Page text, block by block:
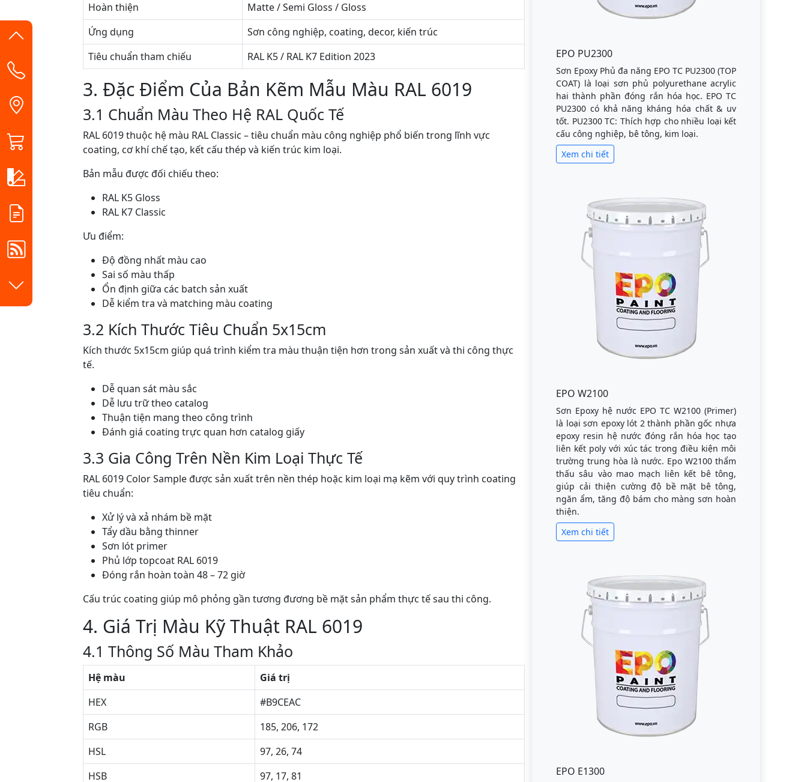
Hoàn thiện
Matte / Semi Gloss / Gloss
Ứng dụng
Sơn công nghiệp, coating, decor, kiến trúc
Tiêu chuẩn tham chiếu
RAL K5 / RAL K7 Edition 2023
3. Đặc Điểm Của Bản Kẽm Mẫu Màu RAL 6019
3.1 Chuẩn Màu Theo Hệ RAL Quốc Tế
RAL 6019 thuộc hệ màu RAL Classic – tiêu chuẩn màu công nghiệp phổ biến trong lĩnh vực
coating, cơ khí chế tạo, kết cấu thép và kiến trúc kim loại.
Bản mẫu được đối chiếu theo:
RAL K5 Gloss
RAL K7 Classic
Ưu điểm:
Độ đồng nhất màu cao
Sai số màu thấp
Ổn định giữa các batch sản xuất
Dễ kiểm tra và matching màu coating
3.2 Kích Thước Tiêu Chuẩn 5x15cm
Kích thước 5x15cm giúp quá trình kiểm tra màu thuận tiện hơn trong sản xuất và thi công thực
tế.
Dễ quan sát màu sắc
Dễ lưu trữ theo catalog
Thuận tiện mang theo công trình
Đánh giá coating trực quan hơn catalog giấy
3.3 Gia Công Trên Nền Kim Loại Thực Tế
RAL 6019 Color Sample được sản xuất trên nền thép hoặc kim loại mạ kẽm với quy trình coating
tiêu chuẩn:
Xử lý và xả nhám bề mặt
Tẩy dầu bằng thinner
Sơn lót primer
Phủ lớp topcoat RAL 6019
Đóng rắn hoàn toàn 48 – 72 giờ
Cấu trúc coating giúp mô phỏng gần tương đương bề mặt sản phẩm thực tế sau thi công.
4. Giá Trị Màu Kỹ Thuật RAL 6019
4.1 Thông Số Màu Tham Khảo
Hệ màu
Giá trị
HEX
#B9CEAC
RGB
185, 206, 172
HSL
97, 26, 74
HSB
97, 17, 81
EPO PU2300
Sơn Epoxy Phủ đa năng EPO TC PU2300 (TOP
COAT) là loại sơn phủ polyurethane acrylic
hai thành phần đóng rắn hóa học. EPO TC
PU2300 có khả năng kháng hóa chất & uv
tốt. PU2300 TC: Thích hợp cho nhiều loại kết
cấu công nghiệp, bê tông, kim loại.
Xem chi tiết
EPO W2100
Sơn Epoxy hệ nước EPO TC W2100 (Primer)
là loại sơn epoxy lót 2 thành phần gốc nhựa
epoxy resin hệ nước đóng rắn hóa học tạo
liên kết poly với xúc tác trong điều kiện môi
trường trung hòa là nước. Epo W2100 thẩm
thấu sâu vào mao mạch liên kết bê tông,
giúp cải thiện cường độ bề mặt bê tông,
ngăn ẩm, tăng độ bám cho màng sơn hoàn
thiện.
Xem chi tiết
EPO E1300